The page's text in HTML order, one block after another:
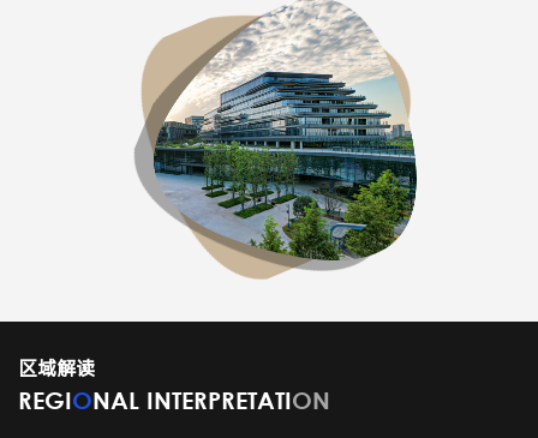
区域解读
REGIONAL INTERPRETATION